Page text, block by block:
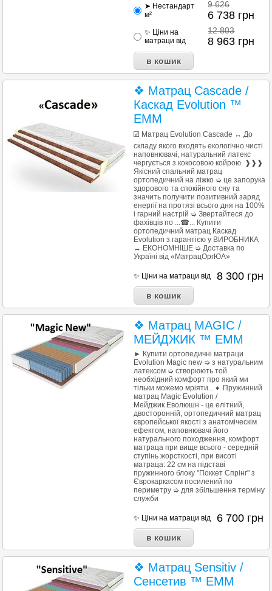
➤ Нестандарт
м²
9 626
6 738 грн
✨ Ціни на
матраци від
12 803
8 963 грн
❖ Матрац Cascade /
Каскад Evolution ™
ЕММ
☑️ Матрац Evolution Cascade ↔ До
складу якого входять екологічно чисті
наповнювачі, натуральний латекс
чергується з кокосовою койрою. ❱❱❱
Якісний спальний матрац
ортопедичний на ліжко ➭ це запорука
здорового та спокійного сну та
значить получити позитивний заряд
енергії на протязі всього дня на 100%
і гарний настрій ➭ Звертайтеся до
фахівців по ...☎... Купити
ортопедичний матрац Каскад
Evolution з гарантією у ВИРОБНИКА
↔ ЕКОНОМНІШЕ ➭ Доставка по
Україні від «МатрацОргЮА»
✨ Ціни на матраци від 8 300 грн
❖ Матрац MAGIC /
МЕЙДЖИК ™ EMM
► Купити ортопедичні матраци
Evolution Magic new ➭ з натуральним
латексом ➭ створюють той
необхідний комфорт про який ми
тільки можемо мріяти... ♦ Пружинний
матрац Magic Evolution /
Мейджик Еволюшн - це елітний,
двосторонній, ортопедичний матрац
європейської якості з aнaтомічeскім
ефектом, наповнювачі його
натурального походження, комфорт
матраца при вище всього - середній
ступінь жорсткості, при висоті
матраца: 22 см на підставі
пружинного блоку "Поккет Спрінг" з
Єврокаркасомпосилений по
периметру ➭ для збільшення терміну
служби
✨ Ціни на матраци від 6 700 грн
❖ Матрац Sensitiv /
Сенсетив ™ ЕММ